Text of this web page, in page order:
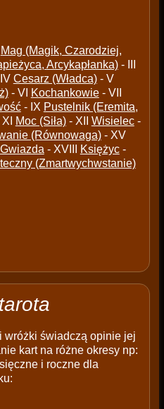
Mag (Magik, Czarodziej,
Arcykapłanka)- III
Cesarz (Władca)- V
- VI Kochankowie- VII
- IX Pustelnik (Eremita,
Moc (Siła)- XII Wisielec-
(Równowaga)- XV
Gwiazda - XVIII Księżyc-
(Zmartwychwstanie)
wróżki świadczą opinie jej
kart na różne okresy np:
i roczne dla